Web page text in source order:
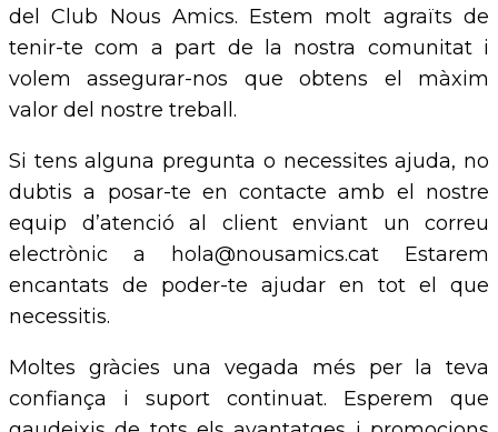
del Club Nous Amics. Estem molt agraïts de
tenir-te com a part de la nostra comunitat i
volem assegurar-nos que obtens el màxim
valor del nostre treball.
Si tens alguna pregunta o necessites ajuda, no
dubtis a posar-te en contacte amb el nostre
equip d’atenció al client enviant un correu
electrònic a hola@nousamics.cat Estarem
encantats de poder-te ajudar en tot el que
necessitis.
Moltes gràcies una vegada més per la teva
confiança i suport continuat. Esperem que